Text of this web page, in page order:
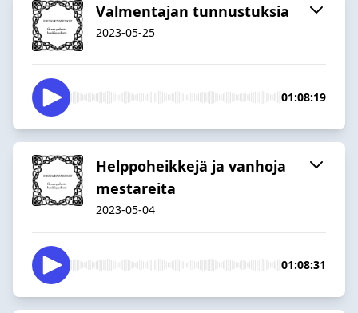
Valmentajan tunnustuksia
2023-05-25
01:08:19
Helppoheikkejä ja vanhoja
mestareita
2023-05-04
01:08:31